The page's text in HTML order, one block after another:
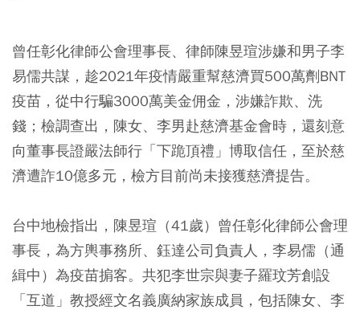
曾任彰化律師公會理事長、律師陳昱瑄涉嫌和男子李
易儒共謀，趁2021年疫情嚴重幫慈濟買500萬劑BNT
疫苗，從中行騙3000萬美金佣金，涉嫌詐欺、洗
錢；檢調查出，陳女、李男赴慈濟基金會時，還刻意
向董事長證嚴法師行「下跪頂禮」博取信任，至於慈
濟遭詐10億多元，檢方目前尚未接獲慈濟提告。
台中地檢指出，陳昱瑄（41歲）曾任彰化律師公會理
事長，為方輿事務所、鈺達公司負責人，李易儒（通
緝中）為疫苗掮客。共犯李世宗與妻子羅玟芳創設
「互道」教授經文名義廣納家族成員，包括陳女、李